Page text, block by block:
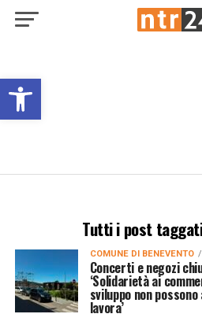
Open toolbar
Tutti i post
COMUNE DI BENEVENTO
Concerti e negozi
‘Solidarietà ai
sviluppo non
lavora’